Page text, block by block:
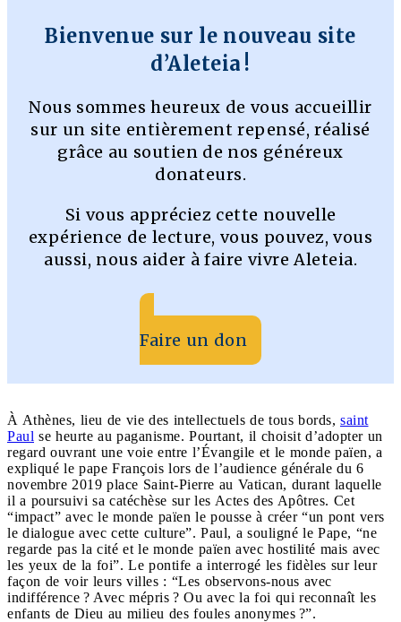
Bienvenue sur le nouveau site
d’Aleteia !
Nous sommes heureux de vous accueillir
sur un site entièrement repensé, réalisé
grâce au soutien de nos généreux
donateurs.
Si vous appréciez cette nouvelle
expérience de lecture, vous pouvez, vous
aussi, nous aider à faire vivre Aleteia.
Faire un don
À Athènes, lieu de vie des intellectuels de tous bords, saint
Paul se heurte au paganisme. Pourtant, il choisit d’adopter un
regard ouvrant une voie entre l’Évangile et le monde païen, a
expliqué le pape François lors de l’audience générale du 6
novembre 2019 place Saint-Pierre au Vatican, durant laquelle
il a poursuivi sa catéchèse sur les Actes des Apôtres. Cet
“impact” avec le monde païen le pousse à créer “un pont vers
le dialogue avec cette culture”. Paul, a souligné le Pape, “ne
regarde pas la cité et le monde païen avec hostilité mais avec
les yeux de la foi”. Le pontife a interrogé les fidèles sur leur
façon de voir leurs villes : “Les observons-nous avec
indifférence ? Avec mépris ? Ou avec la foi qui reconnaît les
enfants de Dieu au milieu des foules anonymes ?”.